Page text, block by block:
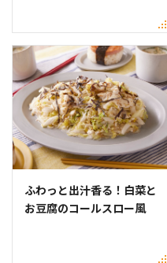
ふわっと出汁香る！白菜と
お豆腐のコールスロー風